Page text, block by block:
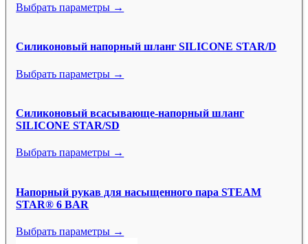
Выбрать параметры →
Силиконовый напорный шланг SILICONE STAR/D
Выбрать параметры →
Силиконовый всасывающе-напорный шланг
SILICONE STAR/SD
Выбрать параметры →
Напорный рукав для насыщенного пара STEAM
STAR® 6 BAR
Выбрать параметры →